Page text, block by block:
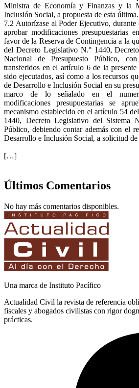
Ministra de Economía y Finanzas y la
Inclusión Social, a propuesta de esta última.
7.2 Autorízase al Poder Ejecutivo,
aprobar modificaciones presupuestarias
favor de la Reserva de Contingencia a la
del Decreto Legislativo N.° 1440,
Nacional de Presupuesto Público,
transferidos en el artículo 6 de la
sido ejecutados, así como a los recursos
de Desarrollo e Inclusión Social en su
marco de lo señalado en el
modificaciones presupuestarias se
mecanismo establecido en el artículo 54
1440, Decreto Legislativo del Sistema
Público, debiendo contar además con el
Desarrollo e Inclusión Social, a solicitud de
[…]
Últimos Comentarios
No hay más comentarios disponibles.
Una marca de Instituto Pacífico
Actualidad Civil la revista de referencia
fiscales y abogados civilistas con rigor
prácticas.